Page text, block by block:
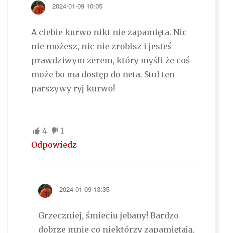
2024-01-09 10:05
A ciebie kurwo nikt nie zapamięta. Nic
nie możesz, nic nie zrobisz i jesteś
prawdziwym zerem, który myśli że coś
może bo ma dostęp do neta. Stul ten
parszywy ryj kurwo!
4
1
Odpowiedz
2024-01-09 13:35
Grzeczniej, śmieciu jebany! Bardzo
dobrze mnie co niektórzy zapamiętają,